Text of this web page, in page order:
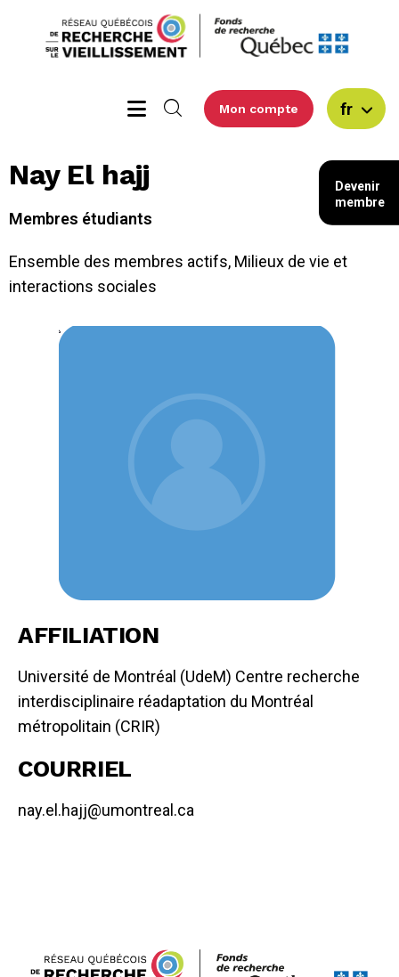
Mon compte fr
Nay El hajj
Membres étudiants
Ensemble des membres actifs, Milieux de vie et
interactions sociales
AFFILIATION
Université de Montréal (UdeM) Centre recherche
interdisciplinaire réadaptation du Montréal
métropolitain (CRIR)
COURRIEL
nay.el.hajj@umontreal.ca
Devenir
membre